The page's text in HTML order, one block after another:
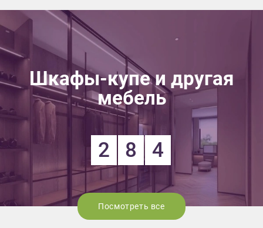
Шкафы-купе и другая
мебель
2 8 4
Посмотреть все